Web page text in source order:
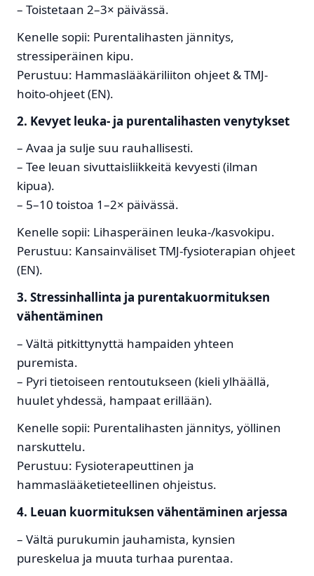
– Toistetaan 2–3× päivässä.
Kenelle sopii: Purentalihasten jännitys,
stressiperäinen kipu.
Perustuu: Hammaslääkäriliiton ohjeet & TMJ-
hoito-ohjeet (EN).
2. Kevyet leuka- ja purentalihasten venytykset
– Avaa ja sulje suu rauhallisesti.
– Tee leuan sivuttaisliikkeitä kevyesti (ilman
kipua).
– 5–10 toistoa 1–2× päivässä.
Kenelle sopii: Lihasperäinen leuka-/kasvo­kipu.
Perustuu: Kansainväliset TMJ-fysioterapian ohjeet
(EN).
3. Stressinhallinta ja purentakuormituksen
vähentäminen
– Vältä pitkittynyttä hampaiden yhteen
puremista.
– Pyri tietoiseen rentoutukseen (kieli ylhäällä,
huulet yhdessä, hampaat erillään).
Kenelle sopii: Purentalihasten jännitys, yöllinen
narskuttelu.
Perustuu: Fysioterapeuttinen ja
hammaslääketieteellinen ohjeistus.
4. Leuan kuormituksen vähentäminen arjessa
– Vältä purukumin jauhamista, kynsien
pureskelua ja muuta turhaa purentaa.